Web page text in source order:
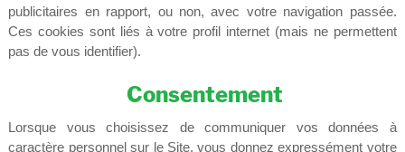
publicitaires en rapport, ou non, avec votre navigation passée.
Ces cookies sont liés à votre profil internet (mais ne permettent
pas de vous identifier).
Consentement
Lorsque vous choisissez de communiquer vos données à
caractère personnel sur le Site, vous donnez expressément votre